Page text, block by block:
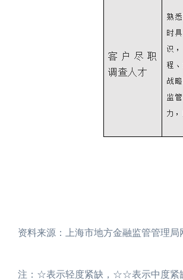
资料来源：上海市地方金融监管管理局
注：☆表示轻度紧缺，☆☆表示中度